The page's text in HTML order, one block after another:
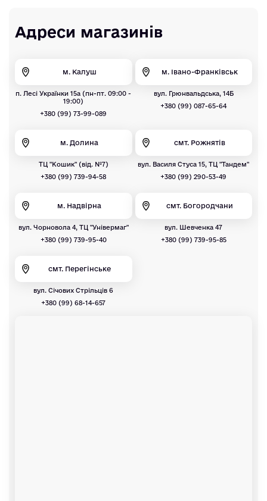
Адреси магазинів
м. Калуш
п. Лесі Українки 15а (пн-пт. 09:00 -
19:00)
+380 (99) 73-99-089
м. Івано-Франківськ
вул. Грюнвальдська, 14Б
+380 (99) 087-65-64
м. Долина
ТЦ "Кошик" (від. №7)
+380 (99) 739-94-58
смт. Рожнятів
вул. Василя Стуса 15, ТЦ "Тандем"
+380 (99) 290-53-49
м. Надвірна
вул. Чорновола 4, ТЦ "Універмаг"
+380 (99) 739-95-40
смт. Богородчани
вул. Шевченка 47
+380 (99) 739-95-85
смт. Перегінське
вул. Січових Стрільців 6
+380 (99) 68-14-657